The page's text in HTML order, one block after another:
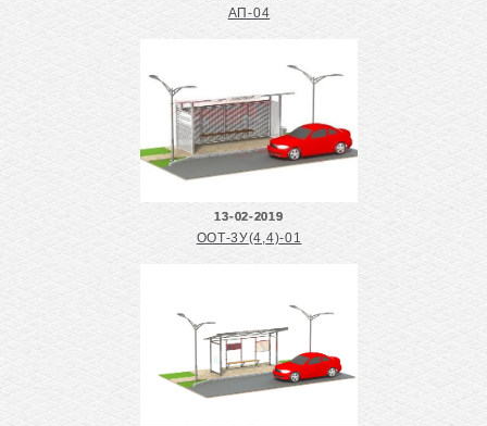
АП-04
13-02-2019
ООТ-3У(4,4)-01